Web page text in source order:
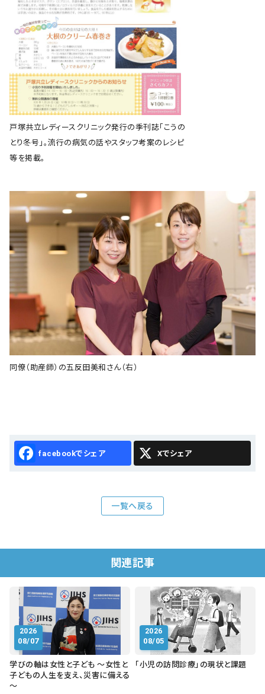
戸塚共立レディースクリニック発行の季刊誌「こうの
とり冬号」。流行の病気の話やスタッフ考案のレシピ
等を掲載。
同僚（助産師）の五反田美和さん（右）
Facebook X
一覧へ戻る
関連記事
2026
08/07
学びの軸は女性と子ども ～女性と
子どもの人生を支え、災害に備える
～
2026
08/05
「小児の訪問診療」の現状と課題